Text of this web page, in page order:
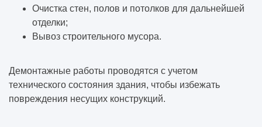
Очистка стен, полов и потолков для дальнейшей
отделки;
Вывоз строительного мусора.
Демонтажные работы проводятся с учетом
технического состояния здания, чтобы избежать
повреждения несущих конструкций.